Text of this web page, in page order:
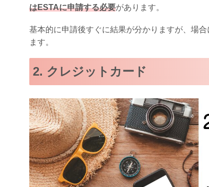
はESTAに申請する必要があります。
基本的に申請後すぐに結果が分かりますが、場
ます。
2. クレジットカード